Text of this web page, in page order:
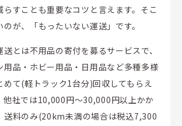
らすことも重要なコツと言えます。そこ
が、「もったいない運送」です。
とは不用品の寄付を募るサービスで、
用品・ホビー用品・日用品など多種多様
めて(軽トラック1台分)回収してもらえ
他社では10,000円～30,000円以上かか
送料のみ(20km未満の場合は税込7,300